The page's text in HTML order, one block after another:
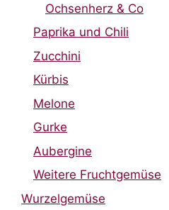
Ochsenherz & Co
Paprika und Chili
Zucchini
Kürbis
Melone
Gurke
Aubergine
Weitere Fruchtgemüse
Wurzelgemüse